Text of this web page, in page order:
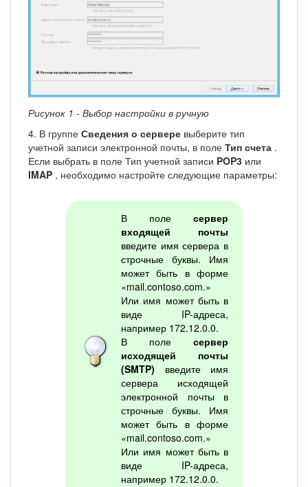
Рисунок 1 - Выбор настройки в ручную
4. В группе Сведения о сервере выберите тип
учетной записи электронной почты, в поле Тип счета .
Если выбрать в поле Тип учетной записи POP3 или
IMAP , необходимо настройте следующие параметры:
В полесервер
входящей почты
введите имя сервера в
строчные буквы. Имя
может быть в форме
«mail.contoso.com.»
Или имя может быть в
виде IP-адреса,
например 172.12.0.0.
В полесервер
исходящей почты
(SMTP) введите имя
сервера исходящей
электронной почты в
строчные буквы. Имя
может быть в форме
«mail.contoso.com.»
Или имя может быть в
виде IP-адреса,
например 172.12.0.0.